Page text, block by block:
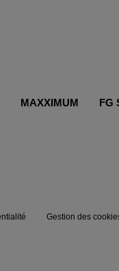
MAXXIMUM FG
Gestion des